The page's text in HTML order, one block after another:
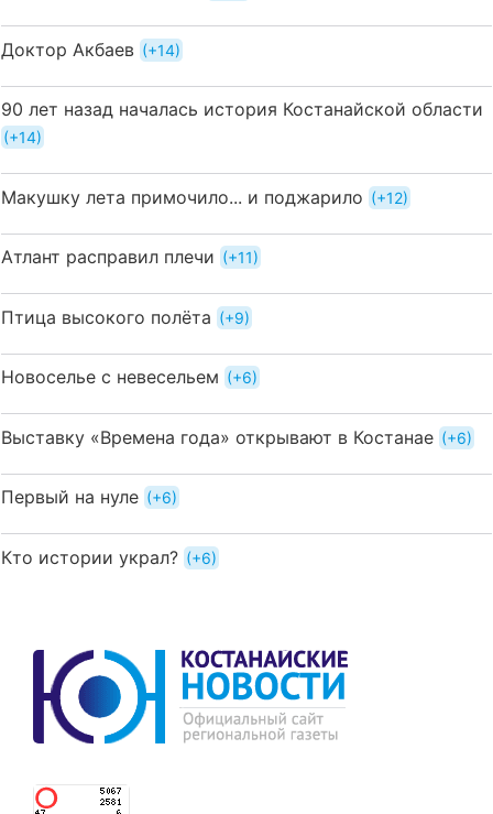
Доктор Акбаев +14
90 лет назад началась история Костанайской области
+14
Макушку лета примочило... и поджарило +12
Атлант расправил плечи +11
Птица высокого полёта +9
Новоселье с невесельем +6
Выставку «Времена года» открывают в Костанае +6
Первый на нуле +6
Кто истории украл? +6